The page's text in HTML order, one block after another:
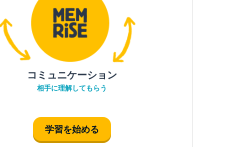
コミュニケーション
相手に理解してもらう
学習を始める